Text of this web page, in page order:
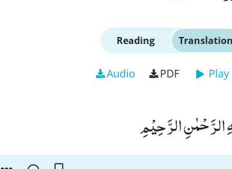
Reading Translation
Audio PDF Play
الرَّحْمٰنِ الرَّحِیْمِ